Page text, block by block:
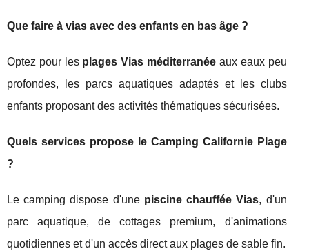
Que faire à vias avec des enfants en bas âge ?
Optez pour les plages Vias méditerranée aux eaux peu
profondes, les parcs aquatiques adaptés et les clubs
enfants proposant des activités thématiques sécurisées.
Quels services propose le Camping Californie Plage
?
Le camping dispose d'une piscine chauffée Vias, d'un
parc aquatique, de cottages premium, d'animations
quotidiennes et d'un accès direct aux plages de sable fin.